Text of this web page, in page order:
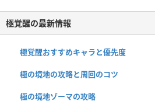
極覚醒の最新情報
極覚醒おすすめキャラと優先度
極の境地の攻略と周回のコツ
極の境地ゾーマの攻略